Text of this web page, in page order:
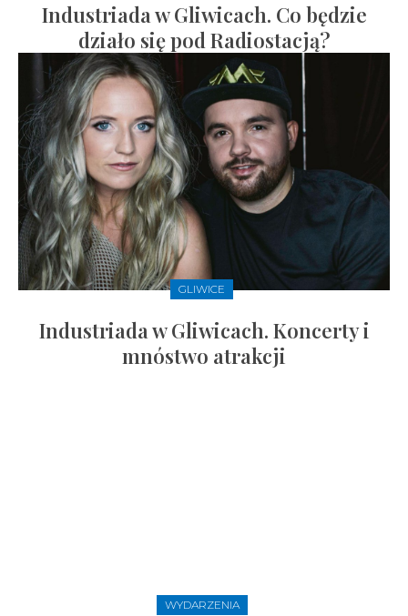
Industriada w Gliwicach. Co będzie
działo się pod Radiostacją?
GLIWICE
Industriada w Gliwicach. Koncerty i
mnóstwo atrakcji
WYDARZENIA